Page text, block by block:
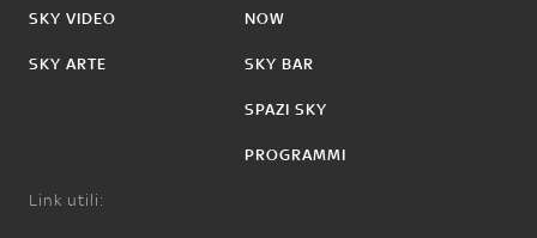
SKY VIDEO
SKY ARTE
NOW
SKY BAR
SPAZI SKY
PROGRAMMI
Link utili: